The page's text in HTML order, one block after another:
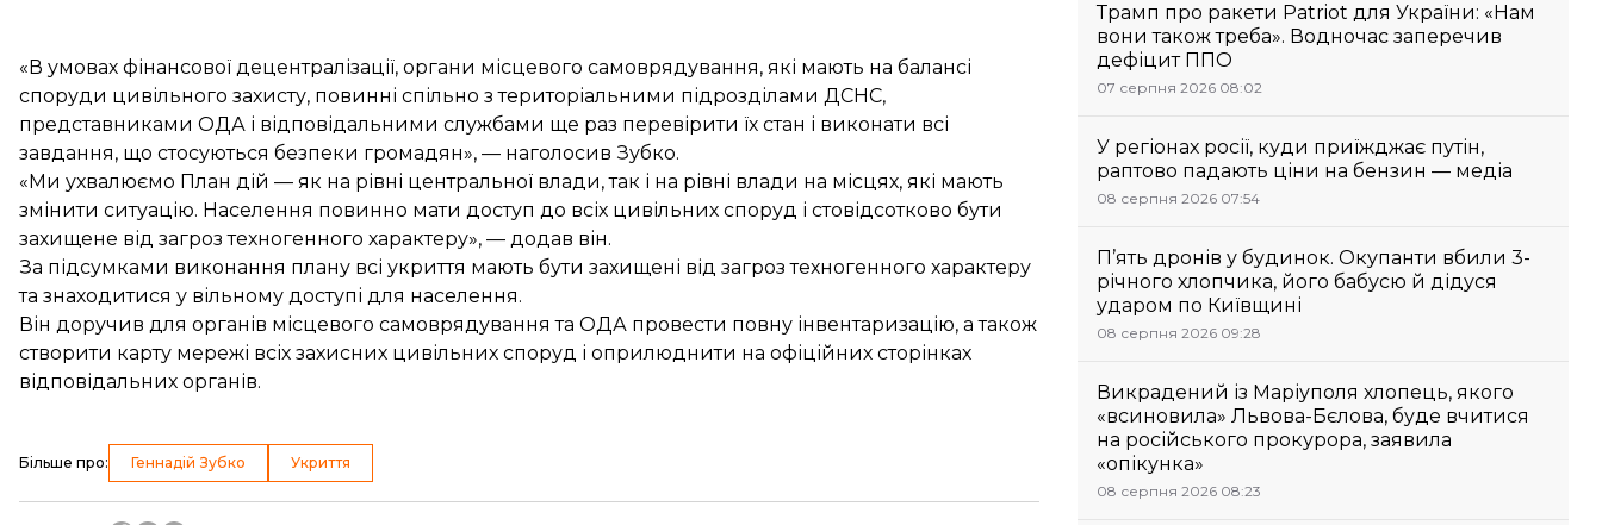
«В умовах фінансової децентралізації, органи місцевого самоврядування, які мають на балансі
споруди цивільного захисту, повинні спільно з територіальними підрозділами ДСНС,
представниками ОДА і відповідальними службами ще раз перевірити їх стан і виконати всі
завдання, що стосуються безпеки громадян», — наголосив Зубко.
«Ми ухвалюємо План дій — як на рівні центральної влади, так і на рівні влади на місцях, які мають
змінити ситуацію. Населення повинно мати доступ до всіх цивільних споруд і стовідсотково бути
захищене від загроз техногенного характеру», — додав він.
За підсумками виконання плану всі укриття мають бути захищені від загроз техногенного характеру
та знаходитися у вільному доступі для населення.
Він доручив для органів місцевого самоврядування та ОДА провести повну інвентаризацію, а також
створити карту мережі всіх захисних цивільних споруд і оприлюднити на офіційних сторінках
відповідальних органів.
Більше про: Геннадій Зубко Укриття
Трамп про ракети Patriot для України: «Нам
вони також треба». Водночас заперечив
дефіцит ППО
07 серпня 2026 08:02
У регіонах росії, куди приїжджає путін,
раптово падають ціни на бензин — медіа
08 серпня 2026 07:54
П’ять дронів у будинок. Окупанти вбили 3-
річного хлопчика, його бабусю й дідуся
ударом по Київщині
08 серпня 2026 09:28
Викрадений із Маріуполя хлопець, якого
«всиновила» Львова-Бєлова, буде вчитися
на російського прокурора, заявила
«опікунка»
08 серпня 2026 08:23